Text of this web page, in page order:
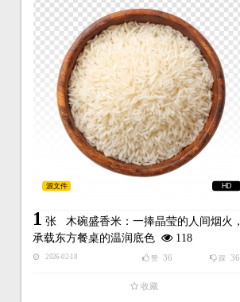
HD
源文件
1 张 木碗盛香米：一捧晶莹的人间烟火，
承载东方餐桌的温润底色
118
2026-02-18 踩 36
赞 36
收藏